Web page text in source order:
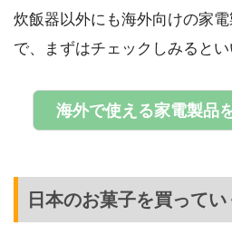
炊飯器以外にも海外向けの家
で、まずはチェックしみるとい
海外で使える家電製品
日本のお菓子を買ってい